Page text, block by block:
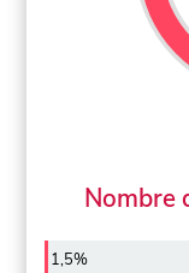
Nombre
1,5%